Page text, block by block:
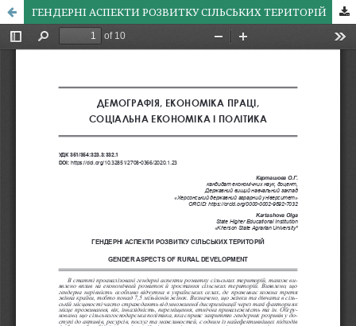
ГЕНДЕРНІ АСПЕКТИ РОЗВИТКУ СІЛЬСЬКИХ ТЕРИТОРІЙ